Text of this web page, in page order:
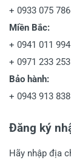
+ 0933 075 786
Miền Bắc:
+ 0941 011 994
+ 0971 233 253
Bảo hành:
+ 0943 913 838
Đăng ký
Hãy nhập địa